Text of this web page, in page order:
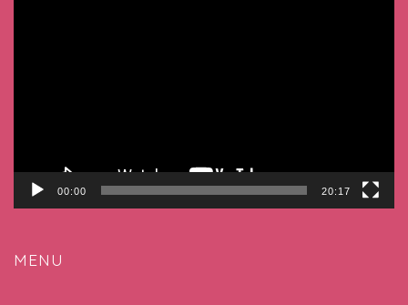
00:00 20:17
MENU